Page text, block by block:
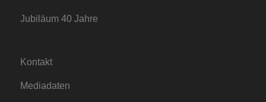
Jubiläum 40 Jahre
Kontakt
Mediadaten